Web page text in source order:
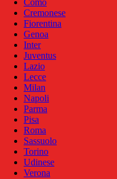
Como
Cremonese
Fiorentina
Genoa
Inter
Juventus
Lazio
Lecce
Milan
Napoli
Parma
Pisa
Roma
Sassuolo
Torino
Udinese
Verona